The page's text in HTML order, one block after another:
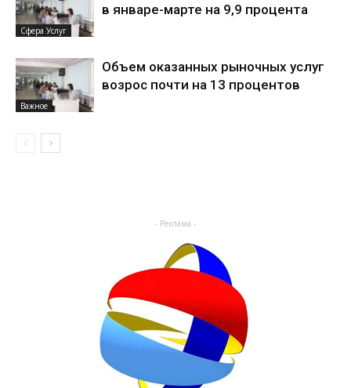
Сфера Услуг
в январе-марте на 9,9 процента
Важное
Объем оказанных рыночных услуг
возрос почти на 13 процентов
- Реклама -